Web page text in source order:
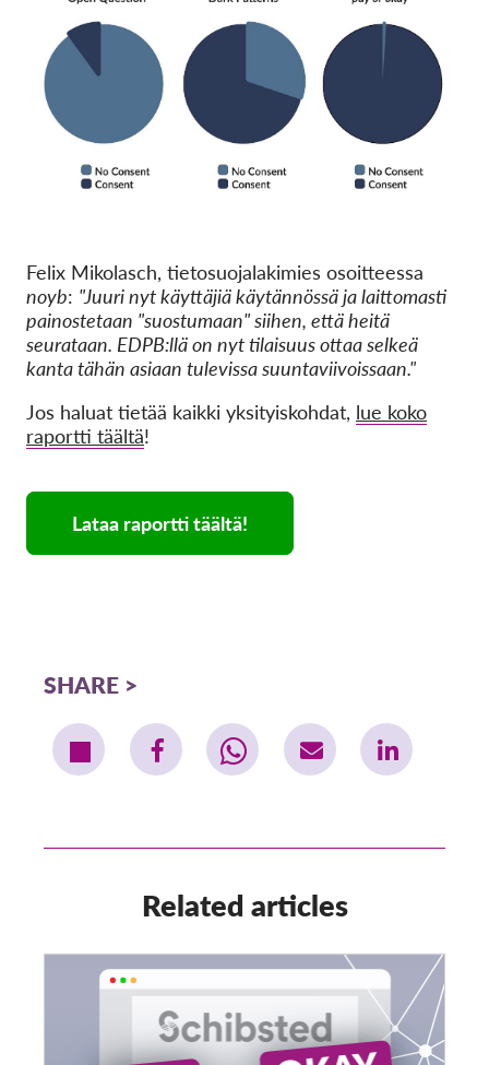
Felix Mikolasch, tietosuojalakimies osoitteessa
noyb: "Juuri nyt käyttäjiä käytännössä ja laittomasti
painostetaan "suostumaan" siihen, että heitä
seurataan. EDPB:llä on nyt tilaisuus ottaa selkeä
kanta tähän asiaan tulevissa suuntaviivoissaan."
Jos haluat tietää kaikki yksityiskohdat, lue koko
raportti täältä!
Lataa raportti täältä!
SHARE
Related articles